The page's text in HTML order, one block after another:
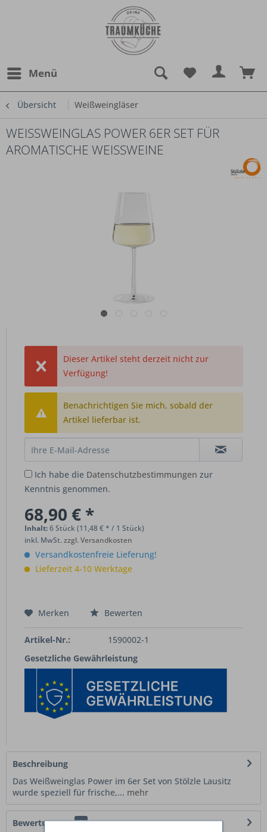
Menü
Übersicht Weißweingläser
WEISSWEINGLAS POWER 6ER SET FÜR A
ROMATISCHE WEISSWEINE
Dieser Artikel steht derzeit nicht zur
Verfügung!
Benachrichtigen Sie mich, sobald der
Artikel lieferbar ist.
Ich habe die Datenschutzbestimmungen zur
Kenntnis genommen.
68,90 € *
Inhalt:6 Stück (11,48 € * / 1 Stück)
inkl. MwSt.zzgl. Versandkosten
Versandkostenfreie Lieferung!
Lieferzeit 4-10 Werktage
Merken Bewerten
Artikel-Nr.:
1590002-1
Gesetzliche Gewährleistung
Beschreibung
Das Weißweinglas Power im 6er Set von Stölzle Lausitz
wurde speziell für frische,... mehr
Bewertungen
0